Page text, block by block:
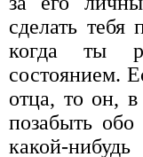
сделать тебя
когда ты
состоянием.
отца, то он, в
позабыть
какой-